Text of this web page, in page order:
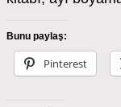
Bunu paylaş:
Pinterest